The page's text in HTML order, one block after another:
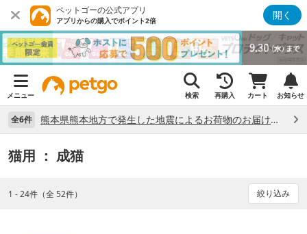
ペットゴーの公式アプリ
アプリからの購入でポイント2倍 開く
メニュー 検索 再購入 カート お知らせ
全6件 熊本県熊本地方で発生した地震によるお荷物のお届け状況について （7/28）
猫用 ： 成猫
1 - 24件（全 52件） 絞り込み